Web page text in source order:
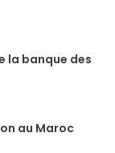
la banque des
au Maroc